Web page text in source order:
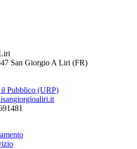
San Giorgio A Liri (FR)
Pubblico (URP)